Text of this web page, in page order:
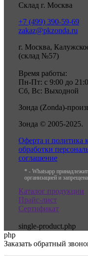
Склад г. Москва
+7 (499) 390-59-69
zakaz@pkzonda.ru
г. Москва,
(склад №57)
Время работы:
Пн-Пт: с 9:00 до
Сб, Вс: Выходной
Зонда (Zonda)-
Зонда © 2005-2025.
Оферта и политика
обработки
соглашение
* - Whatsapp
организацией и
Каталог продукции
Прайс-лист
Сертификат
single-product.php
php
Заказать обратный